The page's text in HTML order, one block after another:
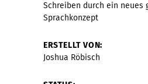
Schreiben durch ein neues
Sprachkonzept
ERSTELLT VON:
Joshua Röbisch